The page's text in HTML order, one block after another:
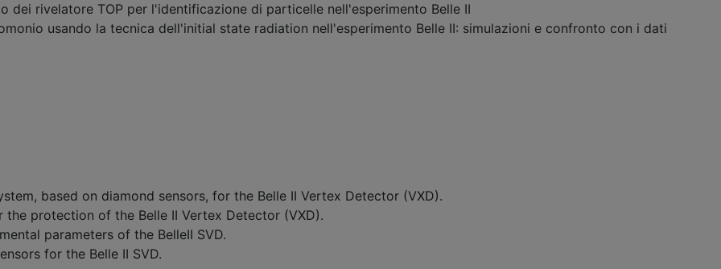
dei rivelatore TOP per l'identificazione di particelle nell'esperimento Belle II
usando la tecnica dell'initial state radiation nell'esperimento Belle II: simulazioni e confronto con i dati
based on diamond sensors, for the Belle II Vertex Detector (VXD).
protection of the Belle II Vertex Detector (VXD).
parameters of the BelleII SVD.
for the Belle II SVD.